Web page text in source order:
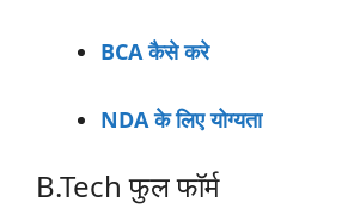
BCA कैसे करे
NDA के लिए योग्यता
B.Tech फुल फॉर्म